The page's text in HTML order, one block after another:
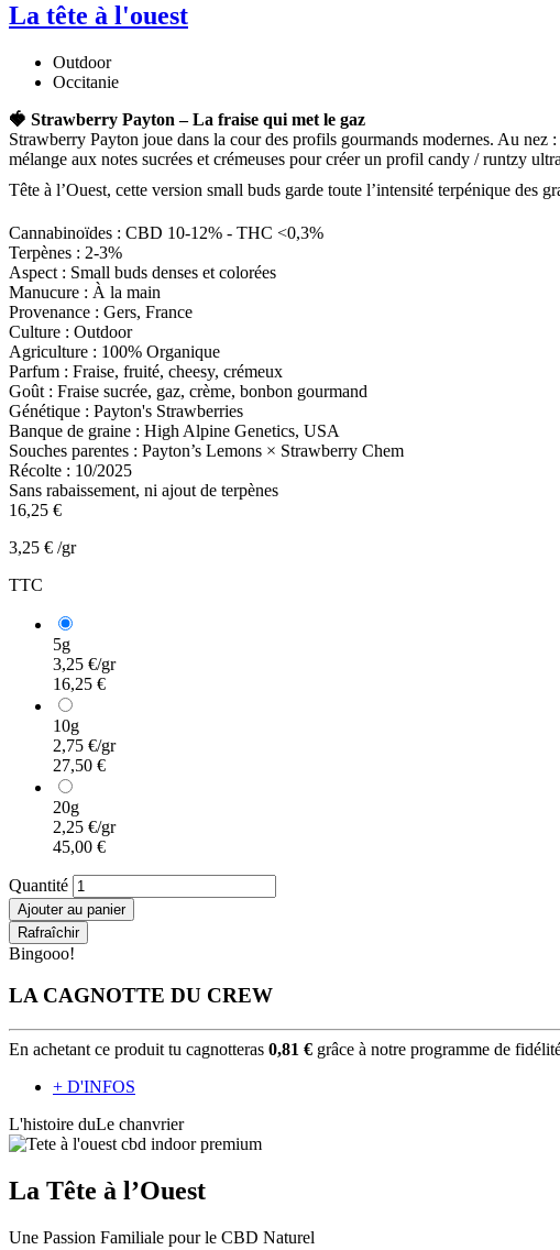
La tête à l'ouest
Outdoor
Occitanie
🍓 Strawberry Payton – La fraise qui met le gaz
Strawberry Payton joue dans la cour des profils gourmands modernes. Au nez :
mélange aux notes sucrées et crémeuses pour créer un profil candy / runtzy
Tête à l’Ouest, cette version small buds garde toute l’intensité terpénique des
Cannabinoïdes : CBD 10-12% - THC <0,3%
Terpènes : 2-3%
Aspect : Small buds denses et colorées
Manucure : À la main
Provenance : Gers, France
Culture : Outdoor
Agriculture : 100% Organique
Parfum : Fraise, fruité, cheesy, crémeux
Goût : Fraise sucrée, gaz, crème, bonbon gourmand
Génétique : Payton's Strawberries
Banque de graine : High Alpine Genetics, USA
Souches parentes : Payton’s Lemons × Strawberry Chem
Récolte : 10/2025
Sans rabaissement, ni ajout de terpènes
16,25 €
3,25 € /gr
TTC
5g
3,25 €/gr
16,25 €
10g
2,75 €/gr
27,50 €
20g
2,25 €/gr
45,00 €
Quantité
Ajouter au panier
Bingooo!
LA CAGNOTTE DU CREW
En achetant ce produit tu cagnotteras 0,81 € grâce à notre programme de
+ D'INFOS
L'histoire duLe chanvrier
La Tête à l’Ouest
Une Passion Familiale pour le CBD Naturel